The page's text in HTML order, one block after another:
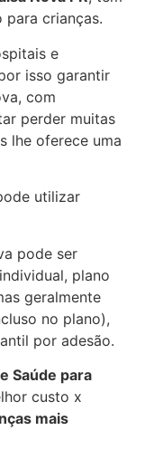
crianças.
e
isso garantir
com
perder muitas
lhe oferece uma
utilizar
pode ser
plano
geralmente
no plano),
por adesão.
Saúde para
custo x
mais